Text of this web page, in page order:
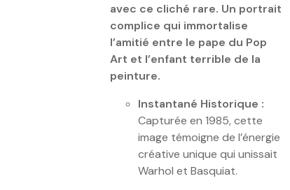
avec ce cliché rare. Un portrait
complice qui immortalise
l’amitié entre le pape du Pop
Art et l’enfant terrible de la
peinture.
Instantané Historique :
Capturée en 1985, cette
image témoigne de l’énergie
créative unique qui unissait
Warhol et Basquiat.